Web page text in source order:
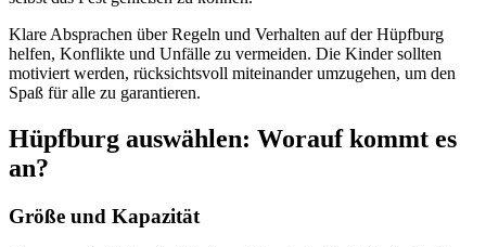
Klare Absprachen über Regeln und Verhalten auf der Hüpfburg
helfen, Konflikte und Unfälle zu vermeiden. Die Kinder sollten
motiviert werden, rücksichtsvoll miteinander umzugehen, um den
Spaß für alle zu garantieren.
Hüpfburg auswählen: Worauf kommt es
an?
Größe und Kapazität